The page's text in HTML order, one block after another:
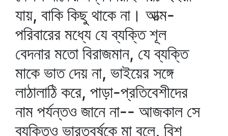
যায়, বাকি কিছু থাকে না। আত্ম-
পরিবারের মধ্যে যে ব্যক্তি শূল
বেদনার মতো বিরাজমান, যে ব্যক্তি
মাকে ভাত দেয় না, ভাইয়ের সঙ্গে
লাঠালাঠি করে, পাড়া-প্রতিবেশীদের
নাম পর্যন্তও জানে না-- আজকাল সে
ব্যক্তিও ভারতবর্ষকে মা বলে, বিশ